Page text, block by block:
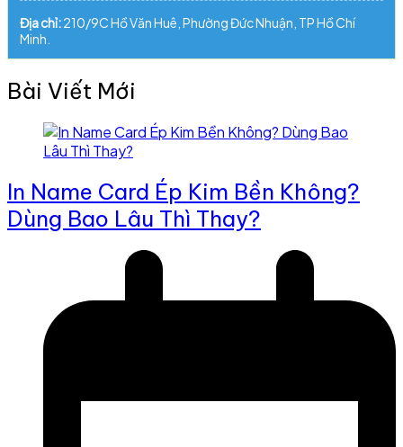
Địa chỉ:210/9C Hồ Văn Huê, Phường Đức Nhuận, TP Hồ Chí
Minh.
Bài Viết Mới
In Name Card Ép Kim Bền Không?
Dùng Bao Lâu Thì Thay?